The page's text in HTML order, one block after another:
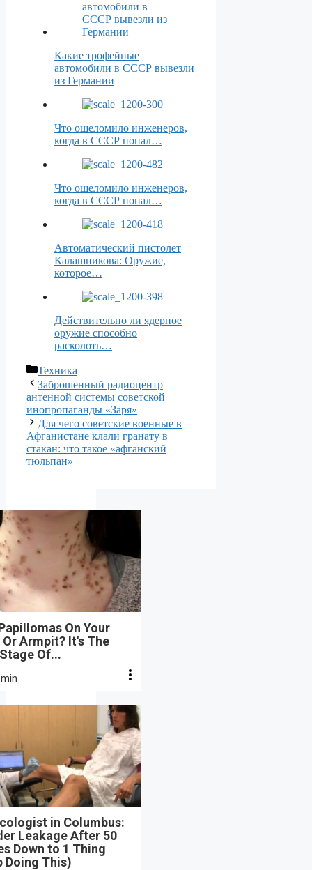
Какие трофейные
автомобили в СССР вывезли
из Германии
Что ошеломило инженеров,
когда в СССР попал…
Что ошеломило инженеров,
когда в СССР попал…
Автоматический пистолет
Калашникова: Оружие,
которое…
Действительно ли ядерное
оружие способно
расколоть…
Рубрики
Техника
Заброшенный радиоцентр
антенной системы советской
инопропаганды «Заря»
Для чего советские военные в
Афганистане клали гранату в
стакан: что такое «афганский
тюльпан»
On Your
Armpit? It's The
Of...
in Columbus:
Leakage After 50
Down to 1 Thing
Doing This)